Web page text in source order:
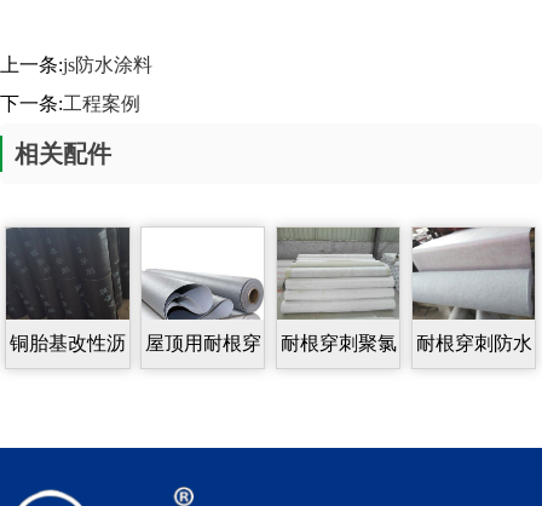
上一条:js防水涂料
下一条:工程案例
相关配件
铜胎基改性沥
屋顶用耐根穿
耐根穿刺聚氯
耐根穿刺防水